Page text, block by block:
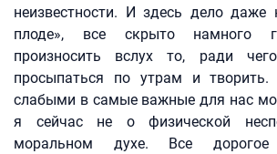
неизвестности. И здесь дело даже
плоде», все скрыто намного
произносить вслух то, ради
просыпаться по утрам и
слабыми в самые важные для нас
я сейчас не о физической
моральном духе. Все дорогое